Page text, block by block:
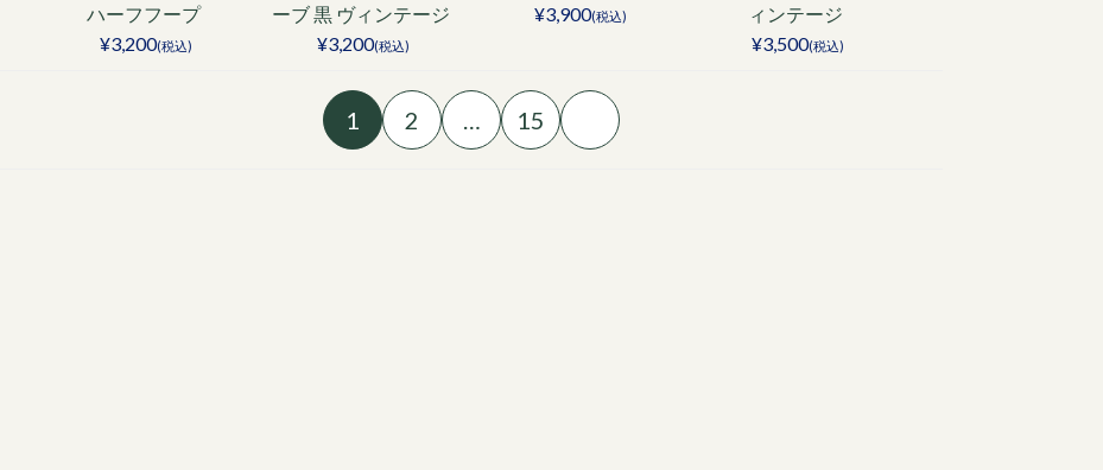
ハーフフープ
¥3,200(税込)
ーブ 黒 ヴィンテージ
¥3,200(税込)
¥3,900(税込)
ィンテージ
¥3,500(税込)
1 2 15